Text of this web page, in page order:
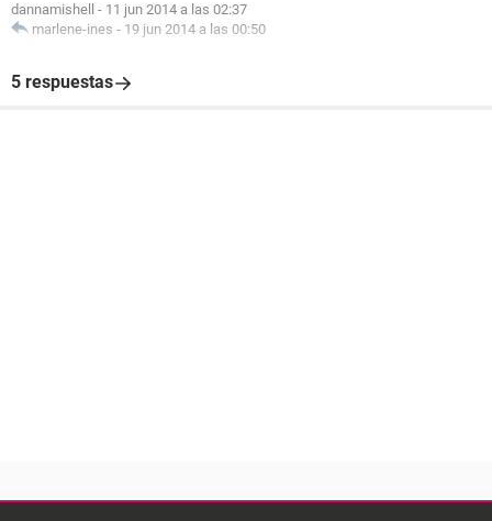
dannamishell - 11 jun 2014 a las 02:37
marlene-ines - 19 jun 2014 a las 00:50
5 respuestas